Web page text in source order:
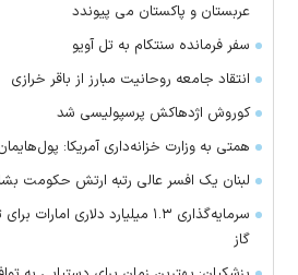
عربستان و پاکستان می پیوندد
سفر فرمانده سنتکام به تل آویو
انتقاد جامعه روحانیت مبارز از باقر خرازی
کوروش اژدهاکش پرسپولیسی شد
همتی به وزارت خزانه‌داری آمریکا:
لبنان یک افسر عالی رتبه ارتش حکومت
سرمایه‌گذاری ۱.۳ میلیارد دلاری
گاز